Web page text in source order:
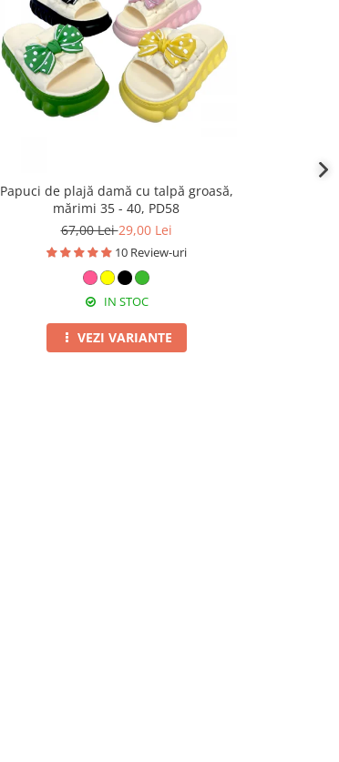
Papuci de plajă damă cu talpă groasă,
mărimi 35 - 40, PD58
67,00 Lei29,00 Lei
10 Review-uri
IN STOC
VEZI VARIANTE